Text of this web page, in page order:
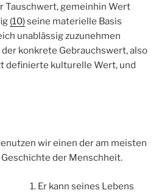
Tauschwert, gemeinhin Wert
(10)seine materielle Basis
unablässig zuzunehmen
konkrete Gebrauchswert, also
definierte kulturelle Wert, und
wir einen der am meisten
der Menschheit.
Er kann seines Lebens